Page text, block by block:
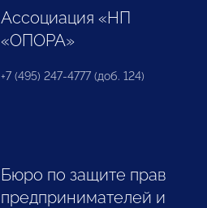
Ассоциация «НП
«ОПОРА»
+7 (495) 247-4777 (доб. 124)
Бюро по защите прав
предпринимателей и